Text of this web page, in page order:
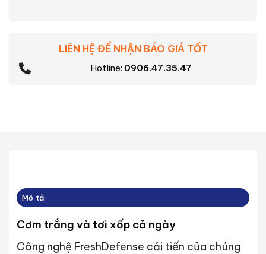
LIÊN HỆ ĐỂ NHẬN BÁO GIÁ TỐT
Hotline: 0906.47.35.47
Mô tả
Cơm trắng và tơi xốp cả ngày
Công nghệ FreshDefense cải tiến của chúng